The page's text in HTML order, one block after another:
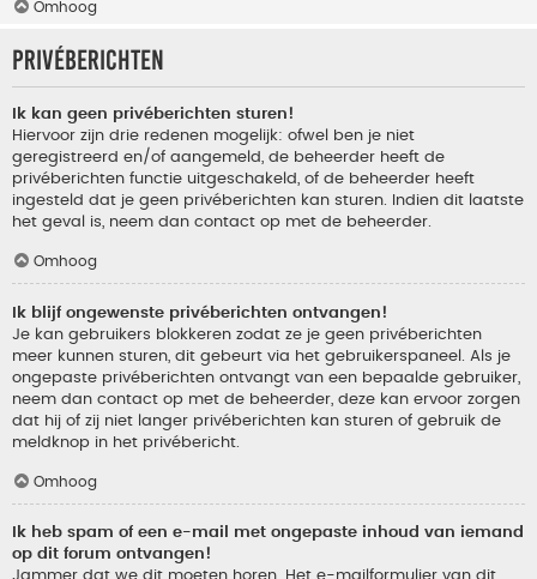
Omhoog
Privéberichten
Ik kan geen privéberichten sturen!
Hiervoor zijn drie redenen mogelijk: ofwel ben je niet
geregistreerd en/of aangemeld, de beheerder heeft de
privéberichten functie uitgeschakeld, of de beheerder heeft
ingesteld dat je geen privéberichten kan sturen. Indien dit laatste
het geval is, neem dan contact op met de beheerder.
Omhoog
Ik blijf ongewenste privéberichten ontvangen!
Je kan gebruikers blokkeren zodat ze je geen privéberichten
meer kunnen sturen, dit gebeurt via het gebruikerspaneel. Als je
ongepaste privéberichten ontvangt van een bepaalde gebruiker,
neem dan contact op met de beheerder, deze kan ervoor zorgen
dat hij of zij niet langer privéberichten kan sturen of gebruik de
meldknop in het privébericht.
Omhoog
Ik heb spam of een e-mail met ongepaste inhoud van iemand
op dit forum ontvangen!